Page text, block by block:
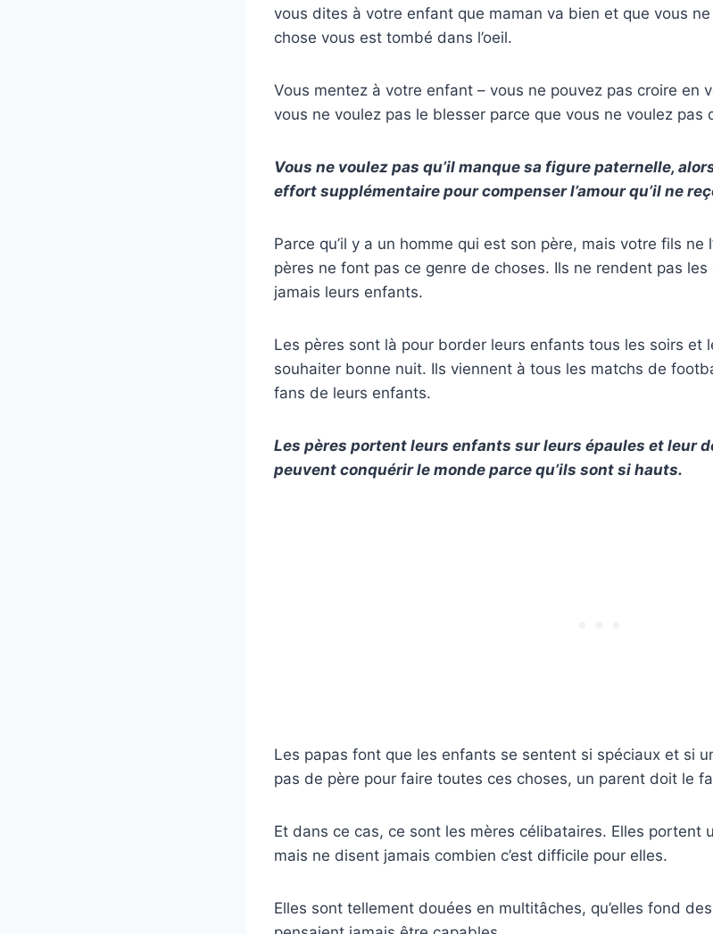
vous dites à votre enfant que maman va bien et que vous
chose vous est tombé dans l’oeil.
Vous mentez à votre enfant – vous ne pouvez pas croire en
vous ne voulez pas le blesser parce que vous ne voulez pas
Vous ne voulez pas qu’il manque sa figure paternelle,
effort supplémentaire pour compenser l’amour qu’il ne
Parce qu’il y a un homme qui est son père, mais votre fils ne
pères ne font pas ce genre de choses. Ils ne rendent pas
jamais leurs enfants.
Les pères sont là pour border leurs enfants tous les soirs et
souhaiter bonne nuit. Ils viennent à tous les matchs de
fans de leurs enfants.
Les pères portent leurs enfants sur leurs épaules et leur
peuvent conquérir le monde parce qu’ils sont si hauts.
Les papas font que les enfants se sentent si spéciaux et si
pas de père pour faire toutes ces choses, un parent doit le
Et dans ce cas, ce sont les mères célibataires. Elles portent
mais ne disent jamais combien c’est difficile pour elles.
Elles sont tellement douées en multitâches, qu’elles fond